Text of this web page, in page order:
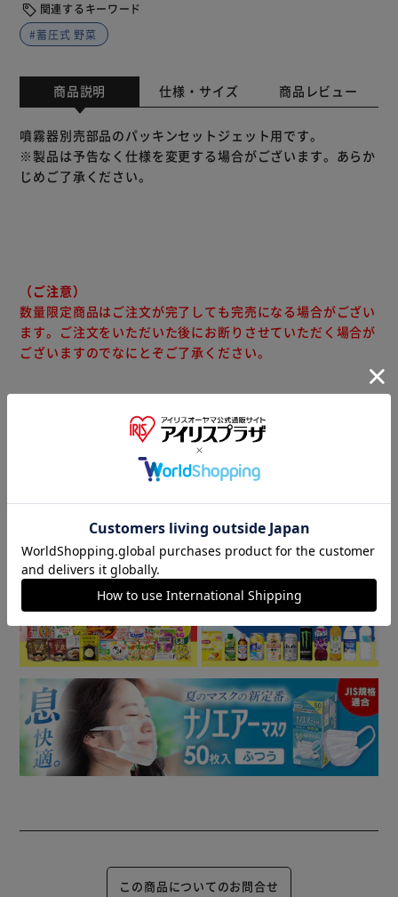
関連するキーワード
#蓄圧式 野菜
商品説明 仕様・サイズ 商品レビュー
噴霧器別売部品のパッキンセットジェット用です。
※製品は予告なく仕様を変更する場合がございます。あらか
じめご了承ください。
（ご注意）
数量限定商品はご注文が完了しても完売になる場合がござい
ます。ご注文をいただいた後にお断りさせていただく場合が
ございますのでなにとぞご了承ください。
▼ 食品・飲料おすすめ ▼
この商品についてのお問合せ